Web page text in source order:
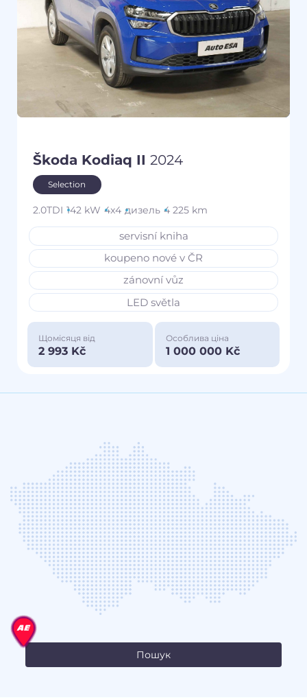
Škoda Kodiaq II 2024
Selection
2.0TDI 142 kW 4x4 дизель 4 225 km
servisní kniha
koupeno nové v ČR
zánovní vůz
LED světla
Щомісяця від
2 993 Kč
Особлива ціна
1 000 000 Kč